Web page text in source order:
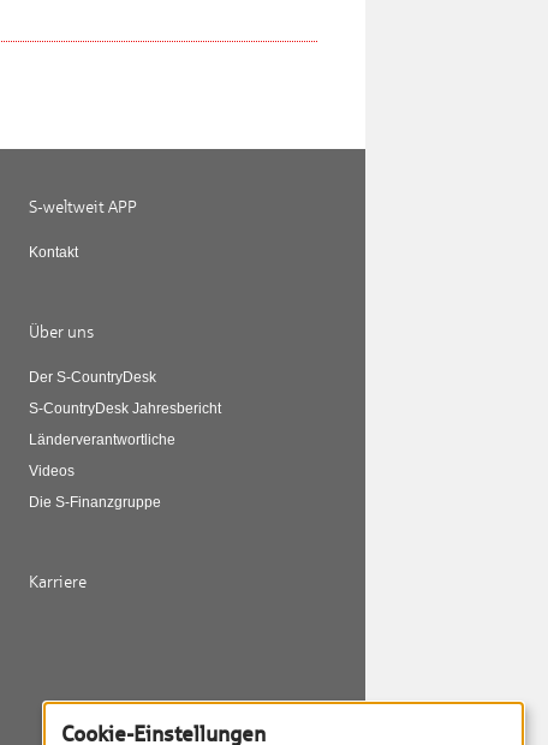
S-weltweit APP
Kontakt
Über uns
Der S-CountryDesk
S-CountryDesk Jahresbericht
Länderverantwortliche
Videos
Die S-Finanzgruppe
Karriere
Cookie-Einstellungen